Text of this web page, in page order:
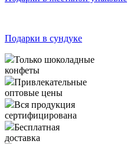
Подарки в сундуке
Только шоколадные
конфеты
Привлекательные
оптовые цены
Вся продукция
сертифицирована
Бесплатная
доставка